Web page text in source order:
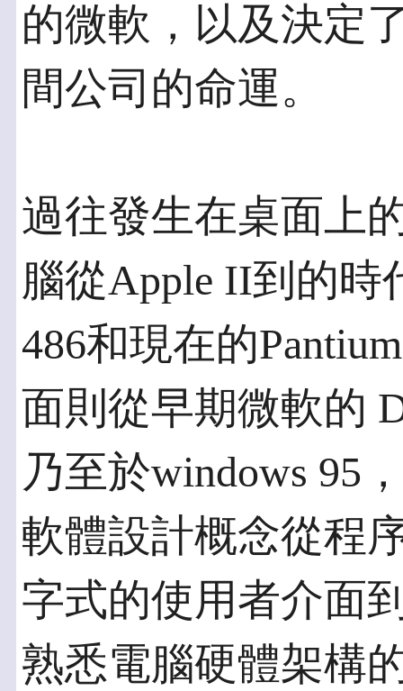
的微軟，以及決定
間公司的命運。
過往發生在桌面上
腦從Apple II到的時
486和現在的
面則從早期微軟的
乃至於windows 95
軟體設計概念從程
字式的使用者介面
熟悉電腦硬體架構